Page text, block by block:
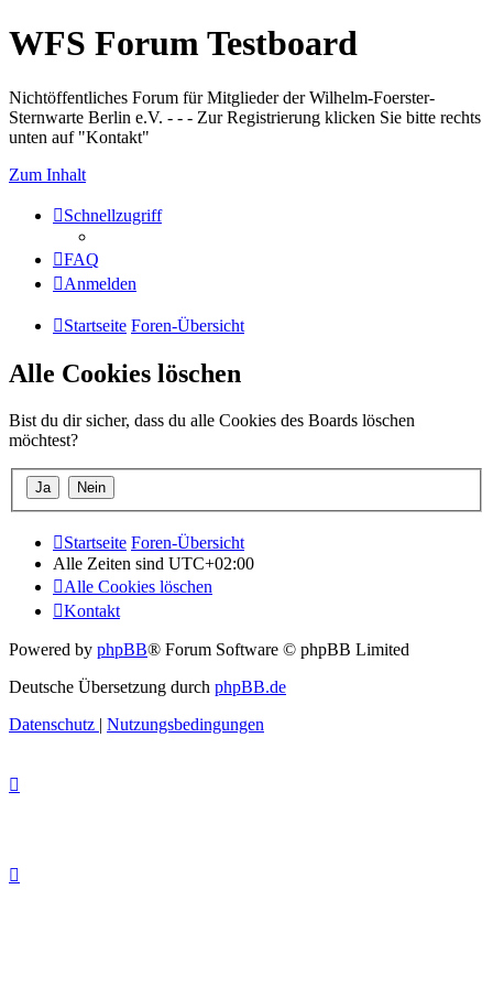
WFS Forum Testboard
Nichtöffentliches Forum für Mitglieder der Wilhelm-Foerster-
Sternwarte Berlin e.V. - - - Zur Registrierung klicken Sie bitte rechts
unten auf "Kontakt"
Zum Inhalt
Schnellzugriff
FAQ
Anmelden
Startseite Foren-Übersicht
Alle Cookies löschen
Bist du dir sicher, dass du alle Cookies des Boards löschen
möchtest?
Startseite Foren-Übersicht
Alle Zeiten sind UTC+02:00
Alle Cookies löschen
Kontakt
Powered by phpBB® Forum Software © phpBB Limited
Deutsche Übersetzung durch phpBB.de
Datenschutz | Nutzungsbedingungen